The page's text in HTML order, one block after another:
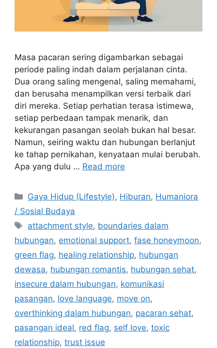
Masa pacaran sering digambarkan sebagai
periode paling indah dalam perjalanan cinta.
Dua orang saling mengenal, saling memahami,
dan berusaha menampilkan versi terbaik dari
diri mereka. Setiap perhatian terasa istimewa,
setiap perbedaan tampak menarik, dan
kekurangan pasangan seolah bukan hal besar.
Namun, seiring waktu dan hubungan berlanjut
ke tahap pernikahan, kenyataan mulai berubah.
Apa yang dulu … Read more
C
a
e
g
o
r
i
s
Gaya Hidup (Lifestyle), Hiburan, Humaniora
/ Sosial Budaya
T
a
s
attachment style, boundaries dalam
hubungan, emotional support, fase honeymoon,
green flag, healing relationship, hubungan
dewasa, hubungan romantis, hubungan sehat,
insecure dalam hubungan, komunikasi
pasangan, love language, move on,
overthinking dalam hubungan, pacaran sehat,
pasangan ideal, red flag, self love, toxic
relationship, trust issue